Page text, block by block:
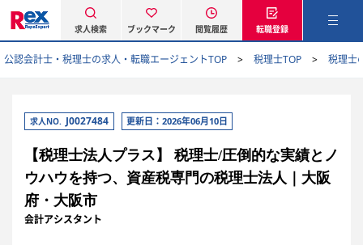
求人検索 ブックマーク 閲覧履歴 転職登録
公認会計士・税理士の求人・転職エージェントTOP 税理士TOP 税理士
求人NO. J0027484 更新日：2026年06月10日
【税理士法人プラス】 税理士/圧倒的な実績とノ
ウハウを持つ、資産税専門の税理士法人｜大阪
府・大阪市
会計アシスタント